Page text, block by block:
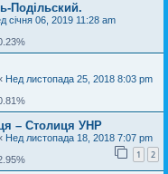
Подiльский.
січня 06, 2019 11:28 am
Нед листопада 25, 2018 8:03 pm
– Столиця УНР
Нед листопада 18, 2018 7:07 pm
1 2